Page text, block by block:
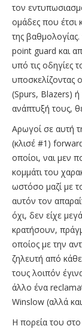
τον
ομάδες που έτσι
της
point guard και
υπό τις οδηγίες
υποσκελίζοντας
(Spurs, Blazers)
ανάπτυξή τους,
Αρωγοί σε αυτή
(κλισέ #1)
οποίοι, ναι μεν
κομμάτι του
ωστόσο μαζί με
αυτόν τον
όχι, δεν είχε
κρατήσουν,
οποίος με την
ζηλευτή από
τους λοιπόν
άλλο ένα
Winslow (αλλά
Η πορεία του στο